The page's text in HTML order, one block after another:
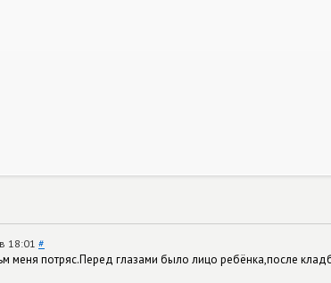
18:01 #
меня потряс.Перед глазами было лицо ребёнка,после